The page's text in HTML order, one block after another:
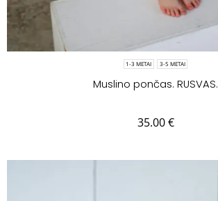
1-3 METAI 3-5 METAI
Muslino pončas. RUSVAS.
35.00€